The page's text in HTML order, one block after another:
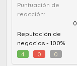
Puntuación de
reacción
0
Reputación de
negocios - 100%
4
0 0